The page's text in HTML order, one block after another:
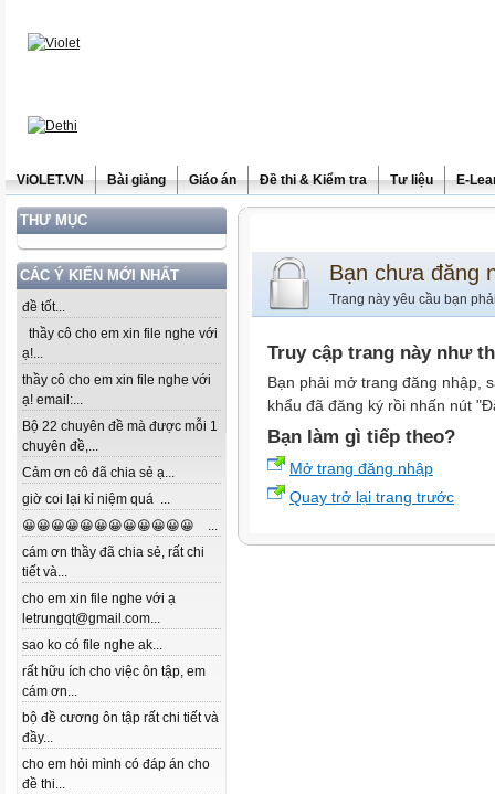
ViOLET.VN Bài giảng Giáo án Đề thi & Kiểm tra Tư liệu E-
THƯ MỤC
CÁC Ý KIẾN MỚI NHẤT
đề tốt...
thầy cô cho em xin file nghe với
ạ!...
thầy cô cho em xin file nghe với
ạ! email:...
Bộ 22 chuyên đề mà được mỗi 1
chuyên đề,...
Cảm ơn cô đã chia sẻ ạ...
giờ coi lại kỉ niệm quá ...
😀😀😀😀😀😀😀😀😀😀😀😀 ...
cám ơn thầy đã chia sẻ, rất chi
tiết và...
cho em xin file nghe với ạ
letrungqt@gmail.com...
sao ko có file nghe ak...
rất hữu ích cho việc ôn tập, em
cám ơn...
bộ đề cương ôn tập rất chi tiết và
đầy...
cho em hỏi mình có đáp án cho
đề thi...
Bạn chưa đăng
Trang này yêu cầu bạn
Truy cập trang này như
Bạn phải mở trang đăng nhập,
khẩu đã đăng ký rồi nhấn nút
Bạn làm gì tiếp theo?
Mở trang đăng nhập
Quay trở lại trang trước